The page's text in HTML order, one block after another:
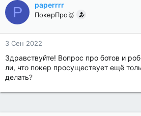
P paperrrr
ПокерПро🥈
3 Сен 2022
Здравствуйте! Вопрос про ботов и
ли, что покер просуществует ещё
делать?